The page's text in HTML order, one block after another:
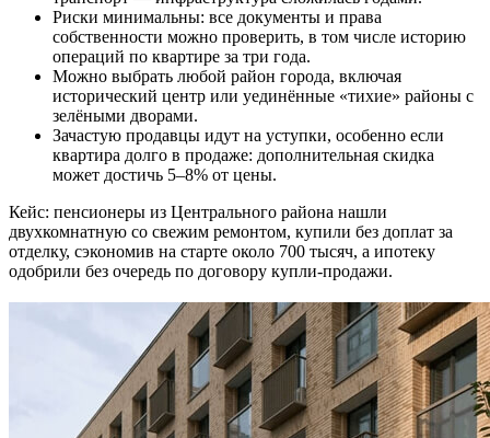
Риски минимальны: все документы и права
собственности можно проверить, в том числе историю
операций по квартире за три года.
Можно выбрать любой район города, включая
исторический центр или уединённые «тихие» районы с
зелёными дворами.
Зачастую продавцы идут на уступки, особенно если
квартира долго в продаже: дополнительная скидка
может достичь 5–8% от цены.
Кейс: пенсионеры из Центрального района нашли
двухкомнатную со свежим ремонтом, купили без доплат за
отделку, сэкономив на старте около 700 тысяч, а ипотеку
одобрили без очередь по договору купли-продажи.